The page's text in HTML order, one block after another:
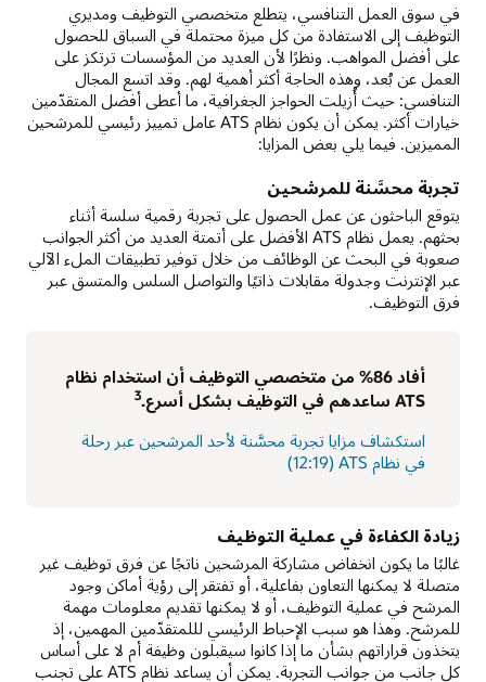
في سوق العمل التنافسي، يتطلع متخصصي التوظيف ومديري
التوظيف إلى الاستفادة من كل ميزة محتملة في السباق للحصول
على أفضل المواهب. ونظرًا لأن العديد من المؤسسات ترتكز على
العمل عن بُعد، وهذه الحاجة أكثر أهمية لهم. وقد اتسع المجال
التنافسي: حيث أُزيلت الحواجز الجغرافية، ما أعطى أفضل المتقدّمين
خيارات أكثر. يمكن أن يكون نظام ATS عامل تمييز رئيسي للمرشحين
المميزين. فيما يلي بعض المزايا:
تجربة محسَّنة للمرشحين
يتوقع الباحثون عن عمل الحصول على تجربة رقمية سلسة أثناء
بحثهم. يعمل نظام ATS الأفضل على أتمتة العديد من أكثر الجوانب
صعوبة في البحث عن الوظائف من خلال توفير تطبيقات الملء الآلي
عبر الإنترنت وجدولة مقابلات ذاتيًا والتواصل السلس والمتسق عبر
فرق التوظيف.
أفاد 86% من متخصصي التوظيف أن استخدام نظام
ATS ساعدهم في التوظيف بشكل أسرع.
3
استكشاف مزايا تجربة محسَّنة لأحد المرشحين عبر رحلة
في نظام ATS ‏(12:19)
زيادة الكفاءة في عملية التوظيف
غالبًا ما يكون انخفاض مشاركة المرشحين ناتجًا عن فرق توظيف غير
متصلة لا يمكنها التعاون بفاعلية، أو تفتقر إلى رؤية أماكن وجود
المرشح في عملية التوظيف، أو لا يمكنها تقديم معلومات مهمة
للمرشح. وهذا هو سبب الإحباط الرئيسي لللمتقدّمين المهمين، إذ
يتخذون قراراتهم بشأن ما إذا كانوا سيقبلون وظيفة أم لا على أساس
كل جانب من جوانب التجربة. يمكن أن يساعد نظام ATS على تجنب